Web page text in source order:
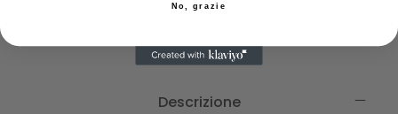
Descrizione
No, grazie